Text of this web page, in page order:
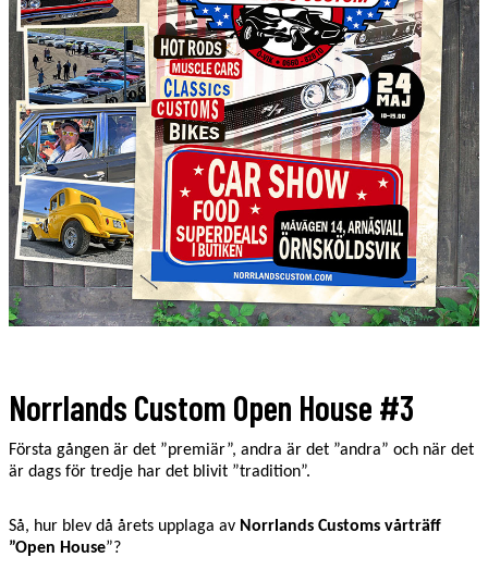
Norrlands Custom Open House #3
Första gången är det ”premiär”, andra är det ”andra” och när det
är dags för tredje har det blivit ”tradition”.
Så, hur blev då årets upplaga av Norrlands Customs vårträff
”Open House”?